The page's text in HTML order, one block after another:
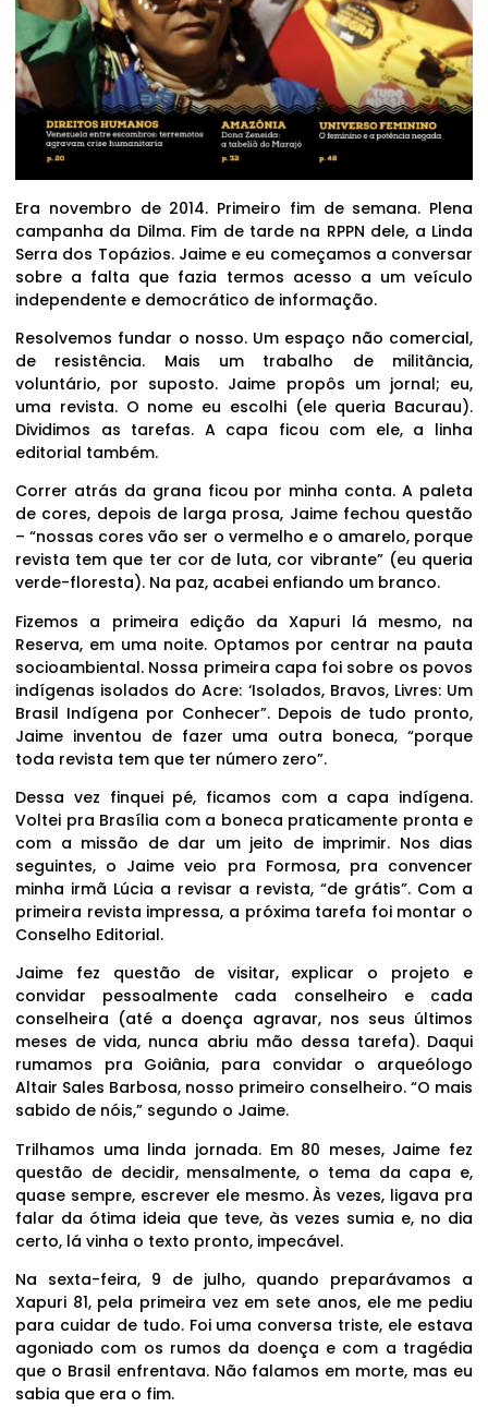
Era novembro de 2014. Primeiro fim de semana. Plena
campanha da Dilma. Fim de tarde na RPPN dele, a Linda
Serra dos Topázios. Jaime e eu começamos a conversar
sobre a falta que fazia termos acesso a um veículo
independente e democrático de informação.
Resolvemos fundar o nosso. Um espaço não comercial,
de resistência. Mais um trabalho de militância,
voluntário, por suposto. Jaime propôs um jornal; eu,
uma revista. O nome eu escolhi (ele queria Bacurau).
Dividimos as tarefas. A capa ficou com ele, a linha
editorial também.
Correr atrás da grana ficou por minha conta. A paleta
de cores, depois de larga prosa, Jaime fechou questão
– “nossas cores vão ser o vermelho e o amarelo, porque
revista tem que ter cor de luta, cor vibrante” (eu queria
verde-floresta). Na paz, acabei enfiando um branco.
Fizemos a primeira edição da Xapuri lá mesmo, na
Reserva, em uma noite. Optamos por centrar na pauta
socioambiental. Nossa primeira capa foi sobre os povos
indígenas isolados do Acre: ‘Isolados, Bravos, Livres: Um
Brasil Indígena por Conhecer”. Depois de tudo pronto,
Jaime inventou de fazer uma outra boneca, “porque
toda revista tem que ter número zero”.
Dessa vez finquei pé, ficamos com a capa indígena.
Voltei pra Brasília com a boneca praticamente pronta e
com a missão de dar um jeito de imprimir. Nos dias
seguintes, o Jaime veio pra Formosa, pra convencer
minha irmã Lúcia a revisar a revista, “de grátis”. Com a
primeira revista impressa, a próxima tarefa foi montar o
Conselho Editorial.
Jaime fez questão de visitar, explicar o projeto e
convidar pessoalmente cada conselheiro e cada
conselheira (até a doença agravar, nos seus últimos
meses de vida, nunca abriu mão dessa tarefa). Daqui
rumamos pra Goiânia, para convidar o arqueólogo
Altair Sales Barbosa, nosso primeiro conselheiro. “O mais
sabido de nóis,” segundo o Jaime.
Trilhamos uma linda jornada. Em 80 meses, Jaime fez
questão de decidir, mensalmente, o tema da capa e,
quase sempre, escrever ele mesmo. Às vezes, ligava pra
falar da ótima ideia que teve, às vezes sumia e, no dia
certo, lá vinha o texto pronto, impecável.
Na sexta-feira, 9 de julho, quando preparávamos a
Xapuri 81, pela primeira vez em sete anos, ele me pediu
para cuidar de tudo. Foi uma conversa triste, ele estava
agoniado com os rumos da doença e com a tragédia
que o Brasil enfrentava. Não falamos em morte, mas eu
sabia que era o fim.